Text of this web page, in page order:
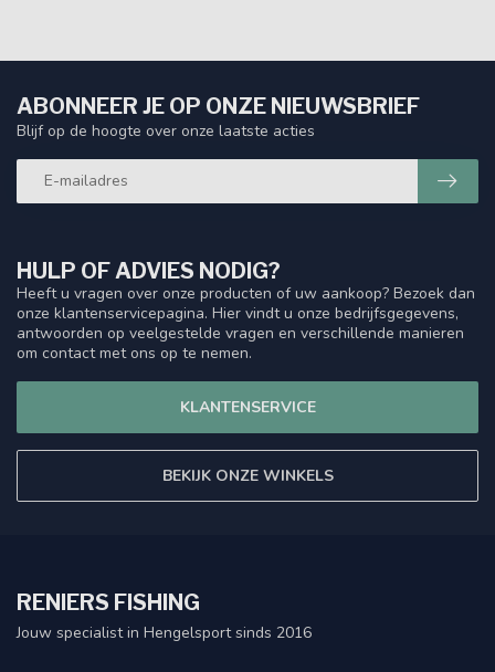
HULP OF ADVIES NODIG?
Heeft u vragen over onze producten of uw aankoop? Bezoek dan
onze klantenservicepagina. Hier vindt u onze bedrijfsgegevens,
antwoorden op veelgestelde vragen en verschillende manieren
om contact met ons op te nemen.
KLANTENSERVICE
BEKIJK ONZE WINKELS
ABONNEER JE OP ONZE NIEUWSBRIEF
Blijf op de hoogte over onze laatste acties
RENIERS FISHING
Jouw specialist in Hengelsport sinds 2016